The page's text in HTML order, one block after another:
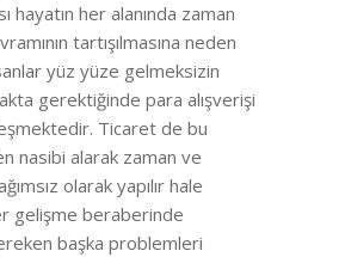
hayatın her alanında zaman
tartışılmasına neden
yüz yüze gelmeksizin
gerektiğinde para alışverişi
Ticaret de bu
nasibi alarak zaman ve
olarak yapılır hale
gelişme beraberinde
başka problemleri